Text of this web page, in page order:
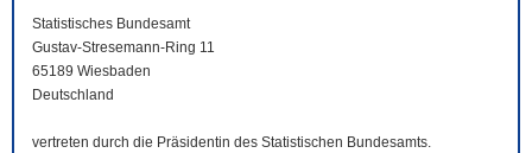
Statistisches Bundesamt
Gustav-Stresemann-Ring 11
65189 Wiesbaden
Deutschland
vertreten durch die Präsidentin des Statistischen Bundesamts.